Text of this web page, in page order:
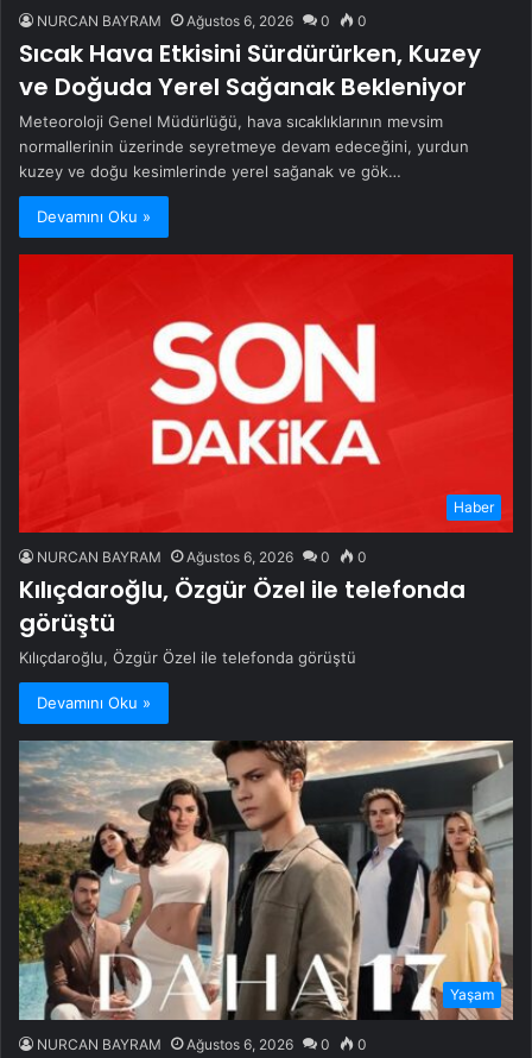
NURCAN BAYRAM Ağustos 6, 2026 0 0
Sıcak Hava Etkisini Sürdürürken, Kuzey
ve Doğuda Yerel Sağanak Bekleniyor
Meteoroloji Genel Müdürlüğü, hava sıcaklıklarının mevsim
normallerinin üzerinde seyretmeye devam edeceğini, yurdun
kuzey ve doğu kesimlerinde yerel sağanak ve gök…
Devamını Oku »
Haber
NURCAN BAYRAM Ağustos 6, 2026 0 0
Kılıçdaroğlu, Özgür Özel ile telefonda
görüştü
Kılıçdaroğlu, Özgür Özel ile telefonda görüştü
Devamını Oku »
Yaşam
NURCAN BAYRAM Ağustos 6, 2026 0 0